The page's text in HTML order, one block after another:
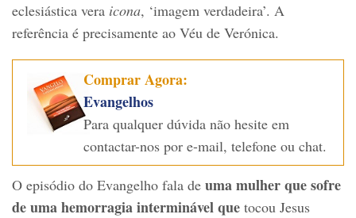
eclesiástica vera icona, ‘imagem verdadeira’. A
referência é precisamente ao Véu de Verónica.
Comprar Agora:
Evangelhos
Para qualquer dúvida não hesite em
contactar-nos por e-mail, telefone ou chat.
O episódio do Evangelho fala de uma mulher que sofre
de uma hemorragia interminável que tocou Jesus